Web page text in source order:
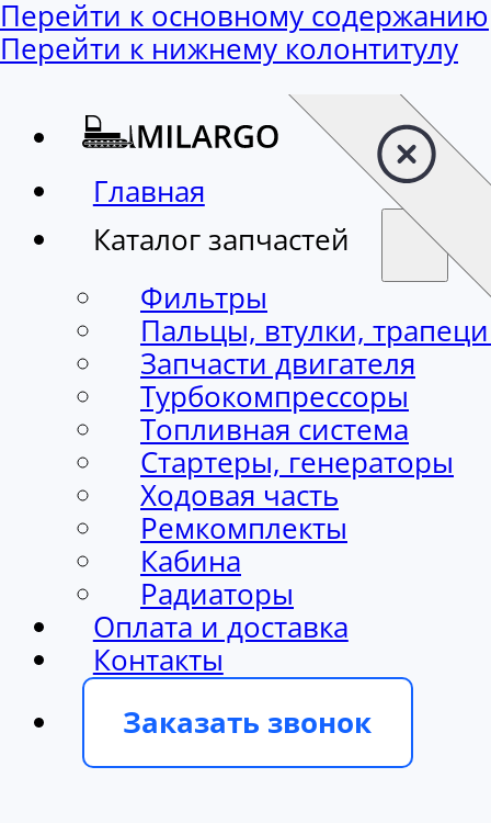
Перейти к основному содержанию
Перейти к нижнему колонтитулу
Главная
Каталог запчастей
Фильтры
Пальцы, втулки,
Запчасти двигателя
Турбокомпрессоры
Топливная система
Стартеры, генераторы
Ходовая часть
Ремкомплекты
Кабина
Радиаторы
Оплата и доставка
Контакты
Заказать звонок